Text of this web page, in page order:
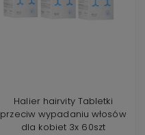
Halier hairvity Tabletki
przeciw wypadaniu włosów
dla kobiet 3x 60szt